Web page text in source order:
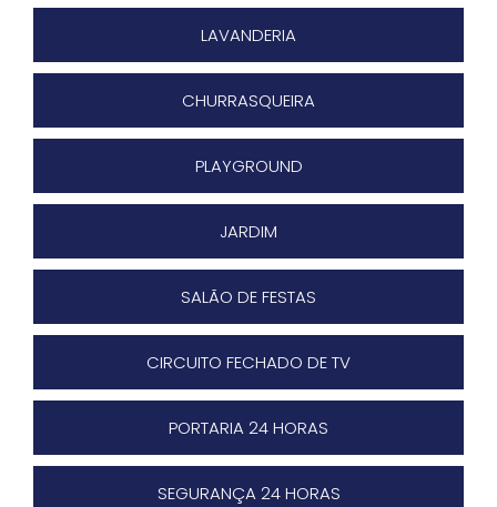
LAVANDERIA
CHURRASQUEIRA
PLAYGROUND
JARDIM
SALÃO DE FESTAS
CIRCUITO FECHADO DE TV
PORTARIA 24 HORAS
SEGURANÇA 24 HORAS